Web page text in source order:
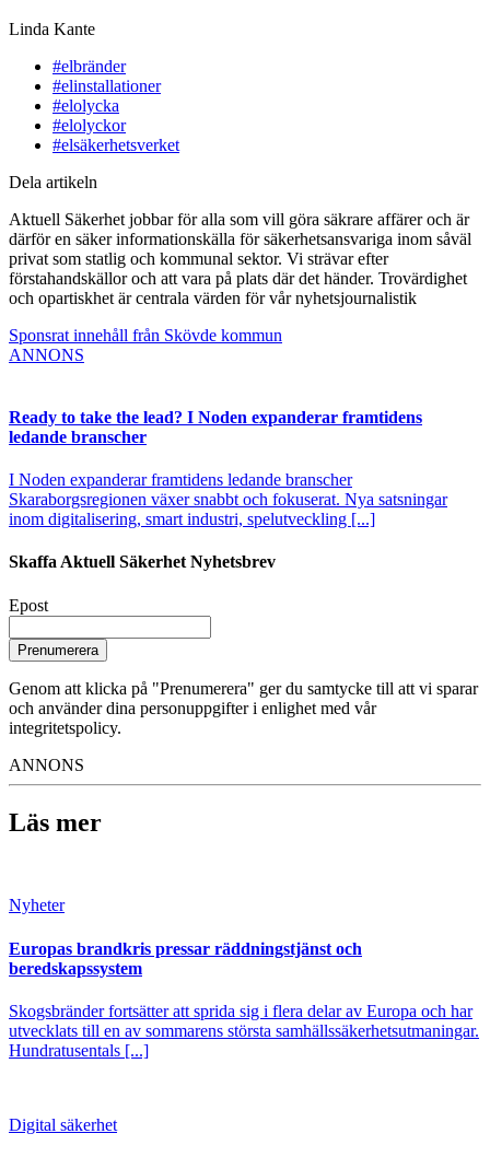
Linda Kante
#elbränder
#elinstallationer
#elolycka
#elolyckor
#elsäkerhetsverket
Dela artikeln
Aktuell Säkerhet jobbar för alla som vill göra säkrare affärer och är
därför en säker informationskälla för säkerhetsansvariga inom såväl
privat som statlig och kommunal sektor. Vi strävar efter
förstahandskällor och att vara på plats där det händer. Trovärdighet
och opartiskhet är centrala värden för vår nyhetsjournalistik
Sponsrat innehåll från Skövde kommun
ANNONS
Ready to take the lead? I Noden expanderar framtidens
ledande branscher
I Noden expanderar framtidens ledande branscher
Skaraborgsregionen växer snabbt och fokuserat. Nya satsningar
inom digitalisering, smart industri, spelutveckling [...]
Skaffa Aktuell Säkerhet Nyhetsbrev
Epost
Prenumerera
Genom att klicka på "Prenumerera" ger du samtycke till att vi sparar
och använder dina personuppgifter i enlighet med vår
integritetspolicy.
ANNONS
Läs mer
Nyheter
Europas brandkris pressar räddningstjänst och
beredskapssystem
Skogsbränder fortsätter att sprida sig i flera delar av Europa och har
utvecklats till en av sommarens största samhällssäkerhetsutmaningar.
Hundratusentals [...]
Digital säkerhet